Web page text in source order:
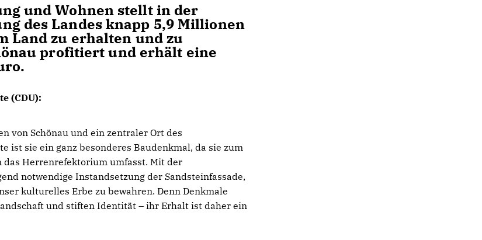
und Wohnen stellt in der
des Landes knapp 5,9 Millionen
Land zu erhalten und zu
profitiert und erhält eine
(CDU):
von Schönau und ein zentraler Ort des
ist sie ein ganz besonderes Baudenkmal, da sie zum
Herrenrefektorium umfasst. Mit der
notwendige Instandsetzung der Sandsteinfassade,
kulturelles Erbe zu bewahren. Denn Denkmale
und stiften Identität – ihr Erhalt ist daher ein